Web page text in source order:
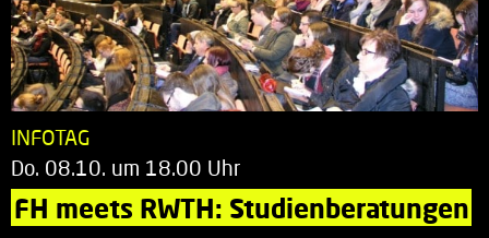
INFOTAG
Do. 08.10. um 18.00 Uhr
FH meets RWTH: Studienberatungen